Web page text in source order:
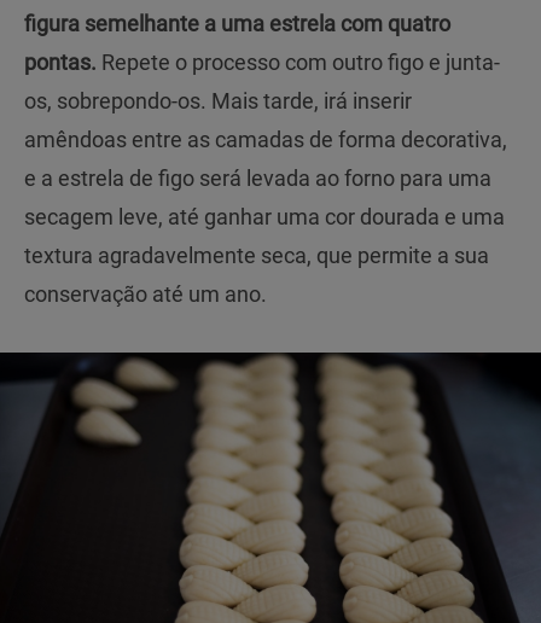
figura semelhante a uma estrela com quatro
pontas. Repete o processo com outro figo e junta-
os, sobrepondo-os. Mais tarde, irá inserir
amêndoas entre as camadas de forma decorativa,
e a estrela de figo será levada ao forno para uma
secagem leve, até ganhar uma cor dourada e uma
textura agradavelmente seca, que permite a sua
conservação até um ano.